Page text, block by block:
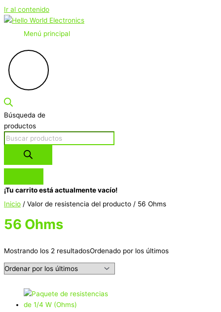
Ir al contenido
Menú principal
Búsqueda de
productos
¡Tu carrito está actualmente vacío!
Inicio / Valor de resistencia del producto / 56 Ohms
56 Ohms
Mostrando los 2 resultadosOrdenado por los últimos